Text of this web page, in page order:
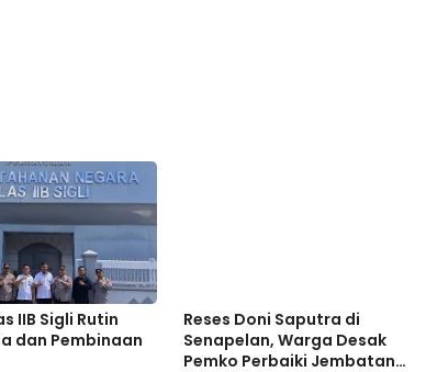
IIB Sigli Rutin
dan Pembinaan
Reses Doni Saputra di
Senapelan, Warga Desak
Pemko Perbaiki Jembatan